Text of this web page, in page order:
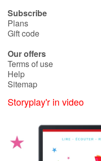
Learning
Documentaries
At school
Subscribe
Plans
Gift code
Our offers
Terms of use
Help
Sitemap
Storyplay'r in video